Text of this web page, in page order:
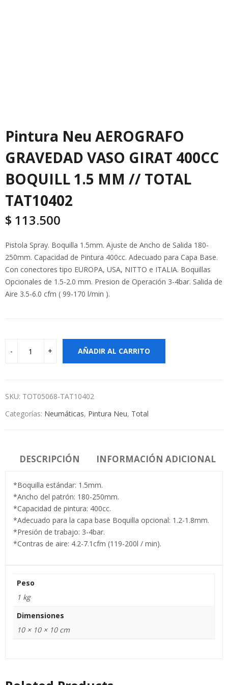
Pintura Neu AEROGRAFO
GRAVEDAD VASO GIRAT 400CC
BOQUILL 1.5 MM // TOTAL
TAT10402
$ 113.500
Pistola Spray. Boquilla 1.5mm. Ajuste de Ancho de Salida 180-
250mm. Capacidad de Pintura 400cc. Adecuado para Capa Base.
Con conectores tipo EUROPA, USA, NITTO e ITALIA. Boquillas
Opcionales de 1.5-2.0 mm. Presion de Operación 3-4bar. Salida de
Aire 3.5-6.0 cfm ( 99-170 l/min ).
AÑADIR AL CARRITO
SKU: TOT05068-TAT10402
Categorías: Neumáticas, Pintura Neu, Total
DESCRIPCIÓN INFORMACIÓN ADICIONAL
*Boquilla estándar: 1.5mm.
*Ancho del patrón: 180-250mm.
*Capacidad de pintura: 400cc.
*Adecuado para la capa base Boquilla opcional: 1.2-1.8mm.
*Presión de trabajo: 3-4bar.
*Contras de aire: 4.2-7.1cfm (119-200l / min).
Peso
1 kg
Dimensiones
10 × 10 × 10 cm